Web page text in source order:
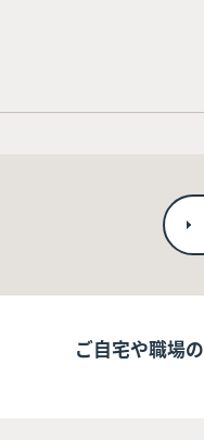
ご自宅や職場